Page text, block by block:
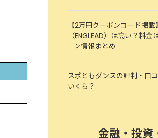
【2万円クーポンコード掲
（ENGLEAD）は高い？料
ーン情報まとめ
スポともダンスの評判・口
いくら？
金融・投資